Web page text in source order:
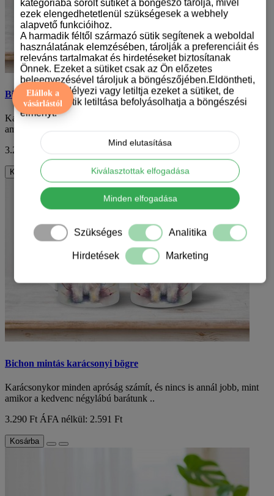
Bichon mintás karácsonyi bögre
Karácsonykor minden apróság számít, és nincs is annál jobb, mint
amikor a kedvenc négylábú barátunk ..
3.290 Ft
ÁFA nélkül: 2.591 Ft
Kosárba
Bichon mintás karácsonyi bögre
Karácsonykor minden apróság számít, és nincs is annál jobb, mint
amikor a kedvenc négylábú barátunk ..
3.290 Ft ÁFA nélkül: 2.591 Ft
Kosárba
Elállok a
vásárlástól
kategóriába sorolt sütiket a böngésző tárolja, mivel
ezek elengedhetetlenül szükségesek a webhely
alapvető funkcióihoz.
A harmadik féltől származó sütik segítenek a weboldal
használatának elemzésében, tárolják a preferenciáit és
releváns tartalmakat és hirdetéseket biztosítanak
Önnek. Ezeket a sütiket csak az Ön előzetes
beleegyezésével tároljuk a böngészőjében.Eldöntheti,
hogy engedélyezi vagy letiltja ezeket a sütiket, de
bizonyos sütik letiltása befolyásolhatja a böngészési
élményt.
Mind elutasítása
Kiválasztottak elfogadása
Minden elfogadása
Szükséges Analitika
Hirdetések Marketing